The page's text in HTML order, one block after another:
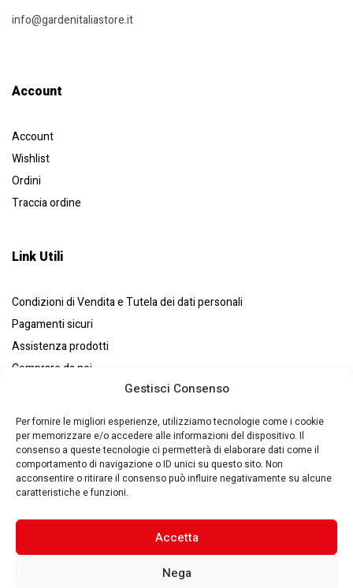
Gestisci Consenso
Per fornire le migliori esperienze, utilizziamo tecnologie come i cookie
per memorizzare e/o accedere alle informazioni del dispositivo. Il
consenso a queste tecnologie ci permetterà di elaborare dati come il
comportamento di navigazione o ID unici su questo sito. Non
acconsentire o ritirare il consenso può influire negativamente su alcune
caratteristiche e funzioni.
Accetta
Nega
info@gardenitaliastore.it
Account​
Account
Wishlist
Ordini
Traccia ordine
Link Utili
Condizioni di Vendita e Tutela dei dati personali
Pagamenti sicuri
Assistenza prodotti
Comprare da noi
Eurosystems S.p.A. © – P. IVA : 00270140353 – Via Zaccarini, 8
Privacy Policy–Cookie Policy